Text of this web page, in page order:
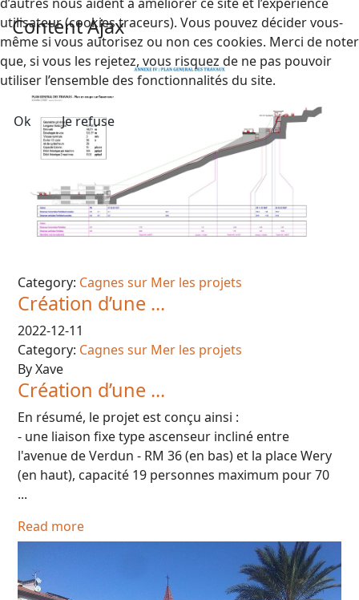
Content Ajax
Category: Cagnes sur Mer les projets
Création d’une ...
2022-12-11
Category: Cagnes sur Mer les projets
By Xave
Création d’une ...
En résumé, le projet est conçu ainsi :
- une liaison fixe type ascenseur incliné entre
l'avenue de Verdun - RM 36 (en bas) et la place Wery
(en haut), capacité 19 personnes maximum pour 70
...
Read more
utilisateur (cookies traceurs). Vous pouvez décider vous-
même si vous autorisez ou non ces cookies. Merci de noter
que, si vous les rejetez, vous risquez de ne pas pouvoir
utiliser l’ensemble des fonctionnalités du site.
Ok Je refuse